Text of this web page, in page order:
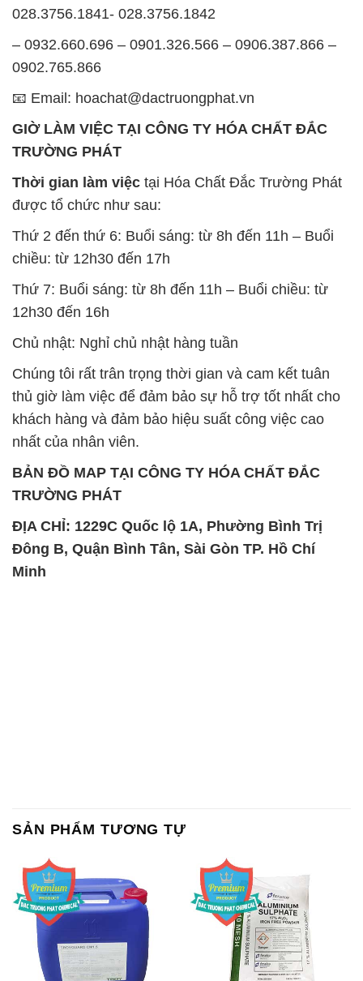
028.3756.1841- 028.3756.1842
– 0932.660.696 – 0901.326.566 – 0906.387.866 –
0902.765.866
📧 Email: hoachat@dactruongphat.vn
GIỜ LÀM VIỆC TẠI CÔNG TY HÓA CHẤT ĐẮC
TRƯỜNG PHÁT
Thời gian làm việc tại Hóa Chất Đắc Trường Phát
được tổ chức như sau:
Thứ 2 đến thứ 6: Buổi sáng: từ 8h đến 11h – Buổi
chiều: từ 12h30 đến 17h
Thứ 7: Buổi sáng: từ 8h đến 11h – Buổi chiều: từ
12h30 đến 16h
Chủ nhật: Nghỉ chủ nhật hàng tuần
Chúng tôi rất trân trọng thời gian và cam kết tuân
thủ giờ làm việc để đảm bảo sự hỗ trợ tốt nhất cho
khách hàng và đảm bảo hiệu suất công việc cao
nhất của nhân viên.
BẢN ĐỒ MAP TẠI CÔNG TY HÓA CHẤT ĐẮC
TRƯỜNG PHÁT
ĐỊA CHỈ: 1229C Quốc lộ 1A, Phường Bình Trị
Đông B, Quận Bình Tân, Sài Gòn TP. Hồ Chí
Minh
SẢN PHẨM TƯƠNG TỰ